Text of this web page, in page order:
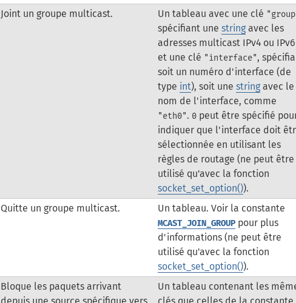
Joint un groupe multicast. Un tableau avec une clé
spécifiant une stringavec les
adresses multicast IPv4 ou IPv6
et une clé "interface",
soit un numéro d'interface (de
type int), soit une stringavec le
nom de l'interface, comme
"eth0". 0peut être spécifié
indiquer que l'interface doit
sélectionnée en utilisant les
règles de routage (ne peut être
utilisé qu'avec la fonction
socket_set_option()).
Quitte un groupe multicast. Un tableau. Voir la constante
MCAST_JOIN_GROUPpour plus
d'informations (ne peut être
utilisé qu'avec la fonction
socket_set_option()).
Bloque les paquets arrivant
Un tableau contenant les